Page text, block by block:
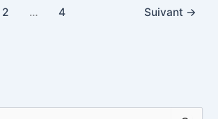
2 … 4 Suivant →